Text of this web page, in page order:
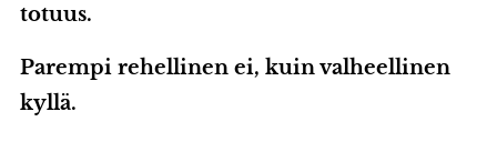
totuus.
Parempi rehellinen ei, kuin valheellinen
kyllä.